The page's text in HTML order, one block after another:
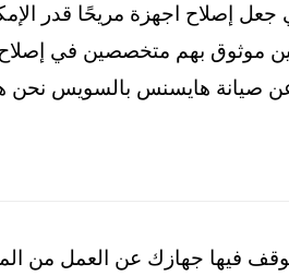
جعل إصلاح اجهزة مريحًا قدر
موثوق بهم متخصصين في
صيانة هايسنس بالسويس نحن
فيها جهازك عن العمل من